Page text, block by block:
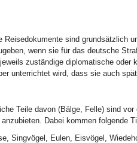
sind grundsätzlich
wenn sie für das deutsche
zuständige diplomatische oder
unterrichtet wird, dass sie auch
Teile davon (Bälge, Felle) sind
Dabei kommen folgende
Singvögel, Eulen, Eisvögel,